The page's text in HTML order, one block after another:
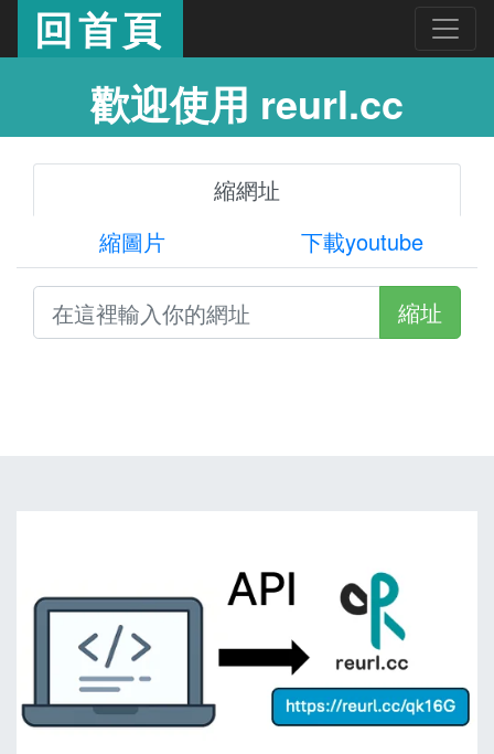
回首頁
歡迎使用 reurl.cc
縮網址
縮圖片
下載youtube
縮址